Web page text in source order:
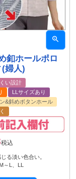
釦ホールポロ
(婦人)
い設計
LLサイズあり
&斜めボタンホール
税込
る淡い色合い。
L、LL